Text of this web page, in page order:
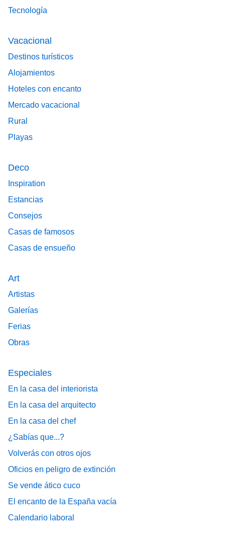
Tecnología
Vacacional
Destinos turísticos
Alojamientos
Hoteles con encanto
Mercado vacacional
Rural
Playas
Deco
Inspiration
Estancias
Consejos
Casas de famosos
Casas de ensueño
Art
Artistas
Galerías
Ferias
Obras
Especiales
En la casa del interiorista
En la casa del arquitecto
En la casa del chef
¿Sabías que...?
Volverás con otros ojos
Oficios en peligro de extinción
Se vende ático cuco
El encanto de la España vacía
Calendario laboral